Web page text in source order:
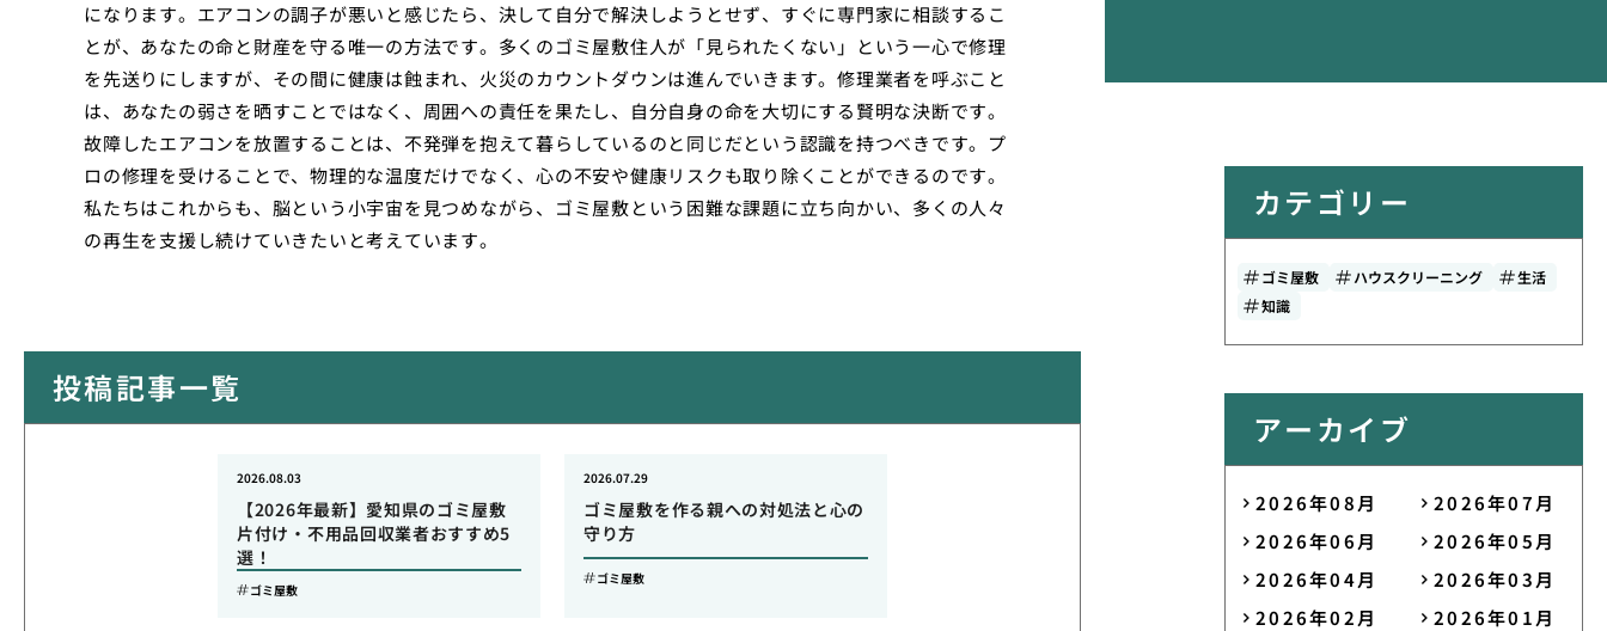
になります。エアコンの調子が悪いと感じたら、決して自分で解決しようとせず、すぐに専門家に相談するこ
とが、あなたの命と財産を守る唯一の方法です。多くのゴミ屋敷住人が「見られたくない」という一心で修理
を先送りにしますが、その間に健康は蝕まれ、火災のカウントダウンは進んでいきます。修理業者を呼ぶこと
は、あなたの弱さを晒すことではなく、周囲への責任を果たし、自分自身の命を大切にする賢明な決断です。
故障したエアコンを放置することは、不発弾を抱えて暮らしているのと同じだという認識を持つべきです。プ
ロの修理を受けることで、物理的な温度だけでなく、心の不安や健康リスクも取り除くことができるのです。
私たちはこれからも、脳という小宇宙を見つめながら、ゴミ屋敷という困難な課題に立ち向かい、多くの人々
の再生を支援し続けていきたいと考えています。
投稿記事一覧
【2026年最新】愛知県のゴミ屋敷
片付け・不用品回収業者おすすめ5
選！
2026.08.03
ゴミ屋敷
ゴミ屋敷を作る親への対処法と心の
守り方
2026.07.29
ゴミ屋敷
カテゴリー
ゴミ屋敷 ハウスクリーニング
生活
知識
アーカイブ
2026年08月
2026年07月
2026年06月
2026年05月
2026年04月
2026年03月
2026年02月
2026年01月